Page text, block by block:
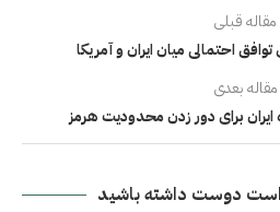
مقاله قبلی
احتمالی میان ایران و آمریکا
مقاله بعدی
برای دور زدن محدودیت هرمز
دوست داشته باشید